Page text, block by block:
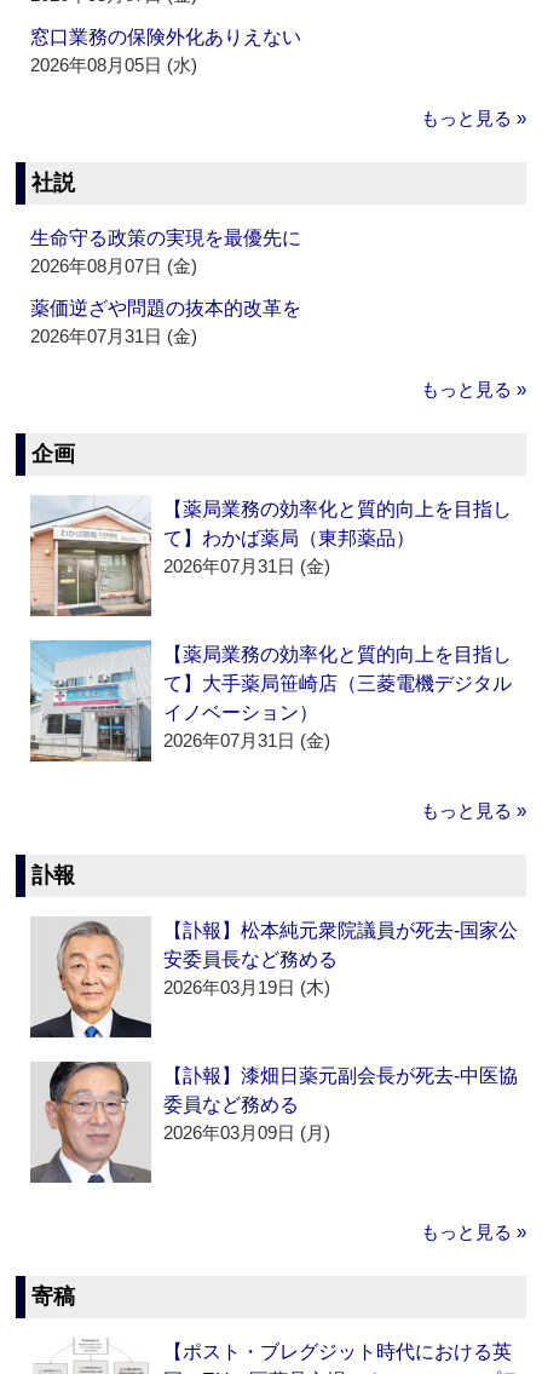
窓口業務の保険外化ありえない
2026年08月05日 (水)
もっと見る »
社説
生命守る政策の実現を最優先に
2026年08月07日 (金)
薬価逆ざや問題の抜本的改革を
2026年07月31日 (金)
もっと見る »
企画
【薬局業務の効率化と質的向上を目指し
て】わかば薬局（東邦薬品）
2026年07月31日 (金)
【薬局業務の効率化と質的向上を目指し
て】大手薬局笹崎店（三菱電機デジタル
イノベーション）
2026年07月31日 (金)
もっと見る »
訃報
【訃報】松本純元衆院議員が死去‐国家公
安委員長など務める
2026年03月19日 (木)
【訃報】漆畑日薬元副会長が死去‐中医協
委員など務める
2026年03月09日 (月)
もっと見る »
寄稿
【ポスト・ブレグジット時代における英